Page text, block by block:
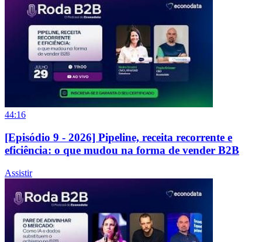
44:16
[Episódio 9 - 2026] Pipeline, receita recorrente e
eficiência: o que mudou na forma de vender B2B
Assistir